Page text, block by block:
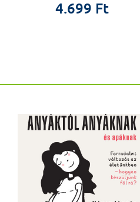
4.699 Ft